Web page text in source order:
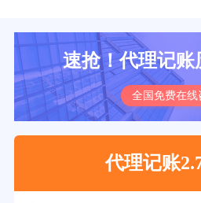
速抢！代理记账
全国免费在线
代理记账